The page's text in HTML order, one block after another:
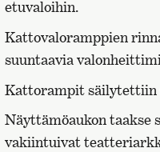
etuvaloihin.
Kattovaloramppien
suuntaavia
Kattorampit säilytettiin
Näyttämöaukon
vakiintuivat